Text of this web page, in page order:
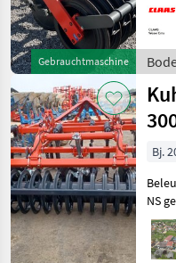
Gebrauchtmaschine
/
Bj.
NS